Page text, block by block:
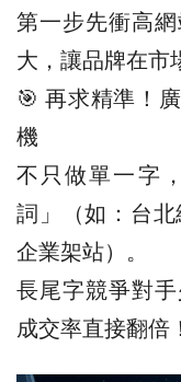
第一步先衝高
大，讓品牌在市
🎯 再求精準！
機
不只做單一字
詞」（如：台
企業架站）。
長尾字競爭對
成交率直接翻倍！